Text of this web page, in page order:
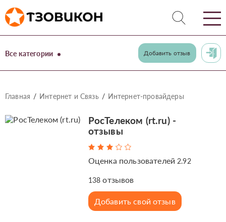
Все категории Добавить отзыв
Главная Интернет и Связь Интернет-провайдеры
РосТелеком (rt.ru) -
отзывы
Оценка пользователей 2.92
138 отзывов
Добавить свой отзыв